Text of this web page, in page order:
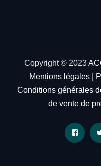
Copyright © 2023
Mentions légales|
Conditions générales
de vente de